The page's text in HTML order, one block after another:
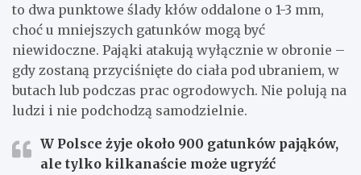
to dwa punktowe ślady kłów oddalone o 1-3 mm,
choć u mniejszych gatunków mogą być
niewidoczne. Pająki atakują wyłącznie w obronie –
gdy zostaną przyciśnięte do ciała pod ubraniem, w
butach lub podczas prac ogrodowych. Nie polują na
ludzi i nie podchodzą samodzielnie.
W Polsce żyje około 900 gatunków pająków,
ale tylko kilkanaście może ugryźć